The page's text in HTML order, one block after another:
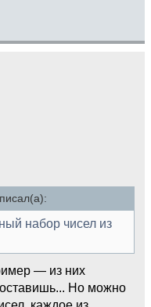
писал(а):
набор чисел из
— из них
Но можно